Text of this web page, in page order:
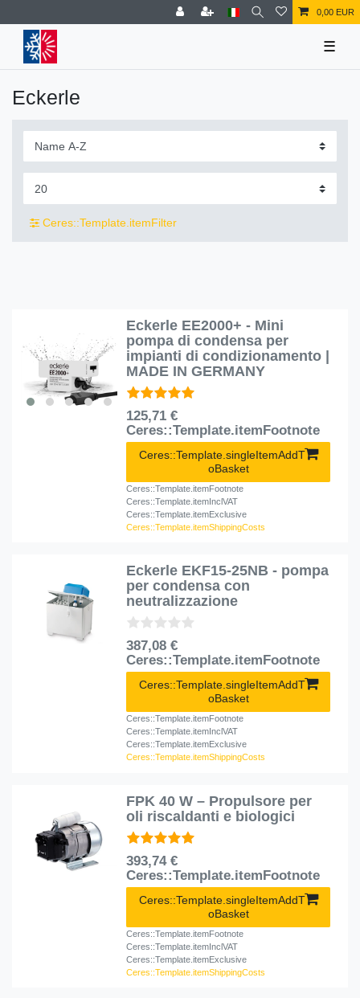
0,00 EUR
☰
Eckerle
Ceres::Template.itemFilter
Eckerle EE2000+ - Mini
pompa di condensa per
impianti di condizionamento |
MADE IN GERMANY
125,71 €
Ceres::Template.itemFootnote
Ceres::Template.singleItemAddT
oBasket
Ceres::Template.itemFootnote
Ceres::Template.itemInclVAT
Ceres::Template.itemExclusive
Ceres::Template.itemShippingCosts
Eckerle EKF15-25NB - pompa
per condensa con
neutralizzazione
387,08 €
Ceres::Template.itemFootnote
Ceres::Template.singleItemAddT
oBasket
Ceres::Template.itemFootnote
Ceres::Template.itemInclVAT
Ceres::Template.itemExclusive
Ceres::Template.itemShippingCosts
FPK 40 W – Propulsore per
oli riscaldanti e biologici
393,74 €
Ceres::Template.itemFootnote
Ceres::Template.singleItemAddT
oBasket
Ceres::Template.itemFootnote
Ceres::Template.itemInclVAT
Ceres::Template.itemExclusive
Ceres::Template.itemShippingCosts